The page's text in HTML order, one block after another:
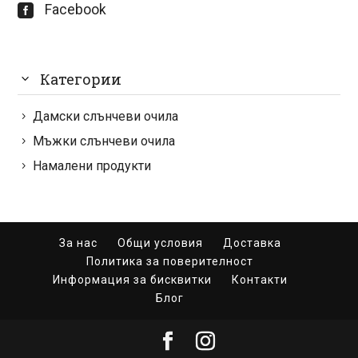
 Facebook
Категории
Дамски слънчеви очила
Мъжки слънчеви очила
Намалени продукти
За нас Общи условия
Доставка
Политика за поверителност
Информация за бисквитки
Контакти
Блог